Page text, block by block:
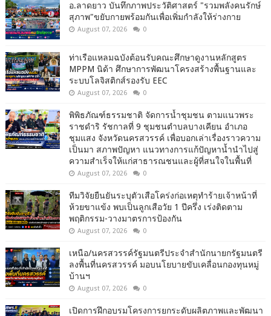
อ.ลาดยาว บันทึกภาพประวัติศาสตร์ "รวมพลังคนรักษ์
สุภาพ"ขยับกายพร้อมกันเพื่อเพิ่มกำลังให้ร่างกาย
August 07, 2026 0
ท่าเรือแหลมฉบังต้อนรับคณะศึกษาดูงานหลักสูตร
MPPM นิด้า ศึกษาการพัฒนาโครงสร้างพื้นฐานและ
ระบบโลจิสติกส์รองรับ EEC
August 07, 2026 0
พิพิธภัณฑ์ธรรมชาติ จัดการน้ำชุมชน ตามแนวพระ
ราชดำริ รัชกาลที่ 9 ชุมชนตำบลบางเคียน อำเภอ
ชุมแสง จังหวัดนครสวรรค์ เพื่อบอกเล่าเรื่องราวความ
เป็นมา สภาพปัญหา แนวทางการแก้ปัญหาน้ำนำไปสู่
ความสำเร็จให้แก่สาธารณชนและผู้ที่สนใจในพื้นที่
August 07, 2026 0
ทีมวิจัยยืนยันระบุตัวเสือโคร่งก่อเหตุทำร้ายเจ้าหน้าที่
ห้วยขาแข้ง พบเป็นลูกเสือวัย 1 ปีครึ่ง เร่งติดตาม
พฤติกรรม-วางมาตรการป้องกัน
August 07, 2026 0
เหนือ/นครสวรรค์รัฐมนตรีประจำสำนักนายกรัฐมนตรี
ลงพื้นที่นครสวรรค์ มอบนโยบายขับเคลื่อนกองทุนหมู่
บ้านฯ
August 07, 2026 0
เปิดการฝึกอบรมโครงการยกระดับผลิตภาพและพัฒนา